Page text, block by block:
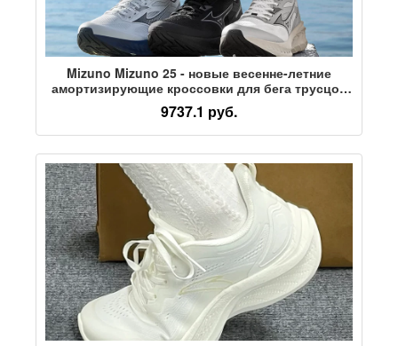
Mizuno Mizuno 25 - новые весенне-летние
амортизирующие кроссовки для бега трусцой
на толстой подошве, профессиональные
кроссовки для бега с отскоком ASTRO X
9737.1 руб.